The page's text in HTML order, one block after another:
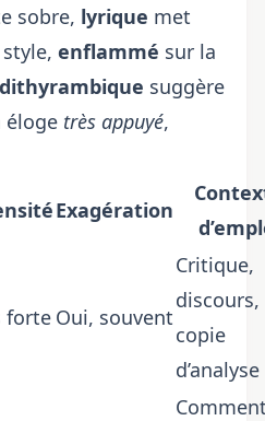
sobre, lyrique met
style, enflammé sur la
dithyrambique suggère
éloge très appuyé,
Exagération
forte Oui, souvent
Critique,
discours,
copie
d’analyse